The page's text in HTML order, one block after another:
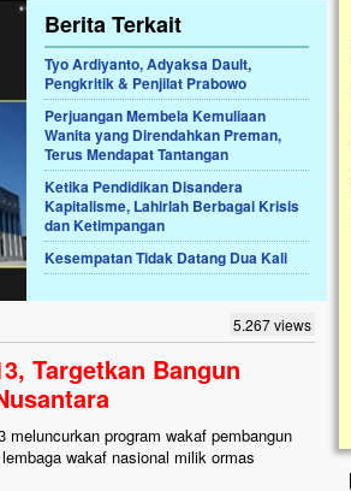
Berita Terkait
Tyo Ardiyanto, Adyaksa Dault,
Pengkritik & Penjilat Prabowo
Perjuangan Membela Kemuliaan
Wanita yang Direndahkan Preman,
Terus Mendapat Tantangan
Ketika Pendidikan Disandera
Kapitalisme, Lahirlah Berbagai Krisis
dan Ketimpangan
Kesempatan Tidak Datang Dua Kali
5.267 views
Targetkan Bangun
meluncurkan program wakaf pembangun
wakaf nasional milik ormas
Ulurtangan Bersama PDUI Kota Bekasi
Safari Wakaf Qur'an dan Tebar
Sembako ke Pelosok Negeri
Mari bergabung dalam memperkuat jaringan
kebaikan di pelosok negeri dengan Wakaf Al-
Qur'an. Jangan ragu untuk menjadi bagian dari
kebaikan ini. Abadikan harta dengan wakaf Al-
Qur'an dan saksikan...